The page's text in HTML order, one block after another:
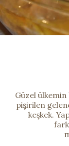
Güzel
pişirilen
keşkek.